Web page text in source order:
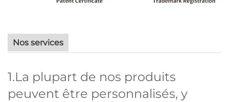
Nos services
1.La plupart de nos produits
peuvent être personnalisés, y